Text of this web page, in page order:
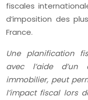
fiscales
d’imposition des
France.
Une planification
avec l’aide d’un
immobilier, peut
l’impact fiscal lors